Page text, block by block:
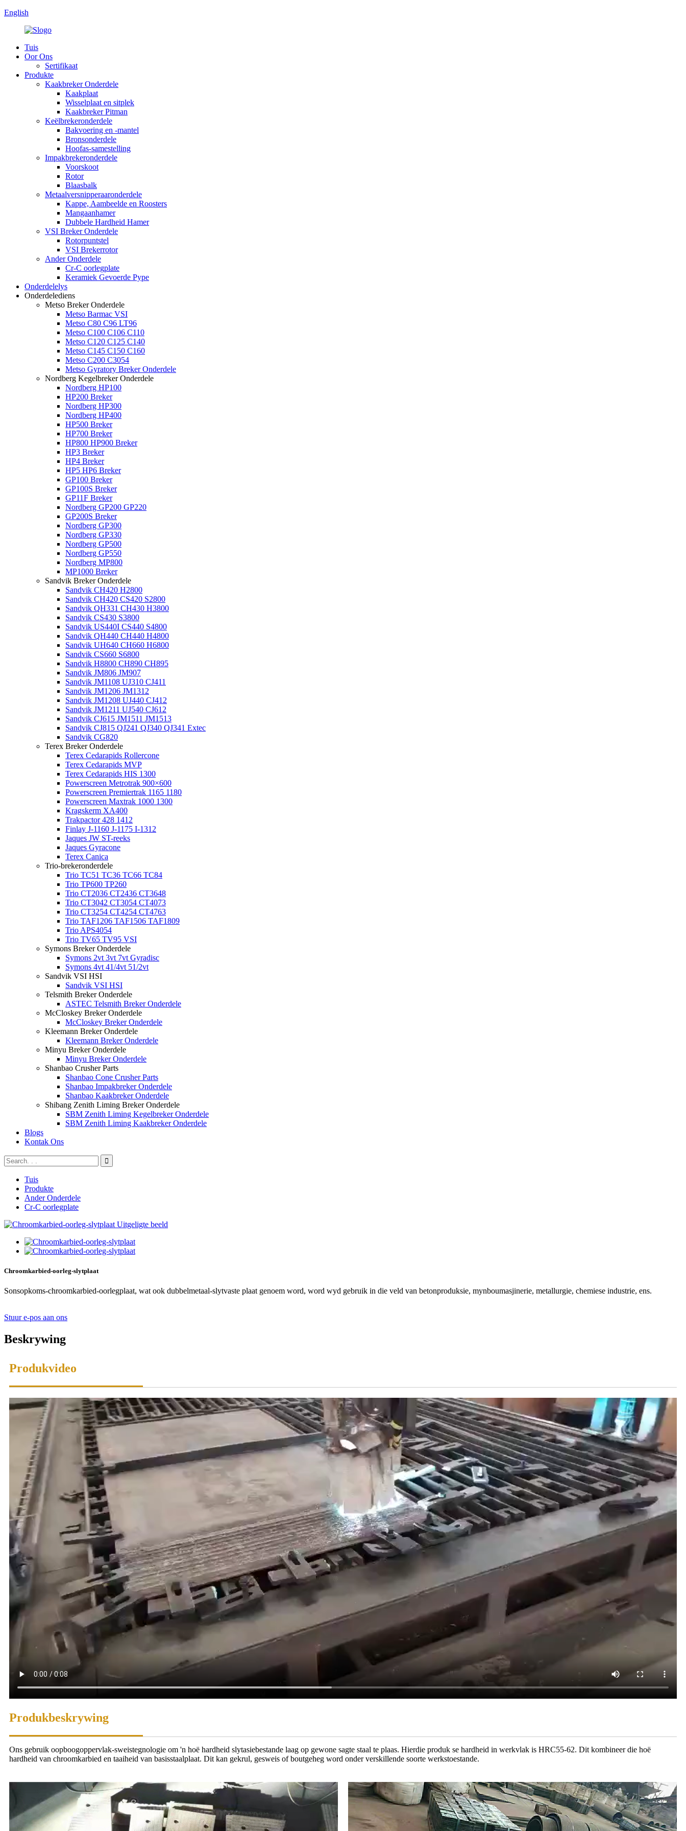
English
Tuis
Oor Ons
Sertifikaat
Produkte
Kaakbreker Onderdele
Kaakplaat
Wisselplaat en sitplek
Kaakbreker Pitman
Keëlbrekeronderdele
Bakvoering en -mantel
Bronsonderdele
Hoofas-samestelling
Impakbrekeronderdele
Voorskoot
Rotor
Blaasbalk
Metaalversnipperaaronderdele
Kappe, Aambeelde en Roosters
Mangaanhamer
Dubbele Hardheid Hamer
VSI Breker Onderdele
Rotorpuntstel
VSI Brekerrotor
Ander Onderdele
Cr-C oorlegplate
Keramiek Gevoerde Pype
Onderdelelys
Onderdelediens
Metso Breker Onderdele
Metso Barmac VSI
Metso C80 C96 LT96
Metso C100 C106 C110
Metso C120 C125 C140
Metso C145 C150 C160
Metso C200 C3054
Metso Gyratory Breker Onderdele
Nordberg Kegelbreker Onderdele
Nordberg HP100
HP200 Breker
Nordberg HP300
Nordberg HP400
HP500 Breker
HP700 Breker
HP800 HP900 Breker
HP3 Breker
HP4 Breker
HP5 HP6 Breker
GP100 Breker
GP100S Breker
GP11F Breker
Nordberg GP200 GP220
GP200S Breker
Nordberg GP300
Nordberg GP330
Nordberg GP500
Nordberg GP550
Nordberg MP800
MP1000 Breker
Sandvik Breker Onderdele
Sandvik CH420 H2800
Sandvik CH420 CS420 S2800
Sandvik QH331 CH430 H3800
Sandvik CS430 S3800
Sandvik US440I CS440 S4800
Sandvik QH440 CH440 H4800
Sandvik UH640 CH660 H6800
Sandvik CS660 S6800
Sandvik H8800 CH890 CH895
Sandvik JM806 JM907
Sandvik JM1108 UJ310 CJ411
Sandvik JM1206 JM1312
Sandvik JM1208 UJ440 CJ412
Sandvik JM1211 UJ540 CJ612
Sandvik CJ615 JM1511 JM1513
Sandvik CJ815 QJ241 QJ340 QJ341 Extec
Sandvik CG820
Terex Breker Onderdele
Terex Cedarapids Rollercone
Terex Cedarapids MVP
Terex Cedarapids HIS 1300
Powerscreen Metrotrak 900×600
Powerscreen Premiertrak 1165 1180
Powerscreen Maxtrak 1000 1300
Kragskerm XA400
Trakpactor 428 1412
Finlay J-1160 J-1175 I-1312
Jaques JW ST-reeks
Jaques Gyracone
Terex Canica
Trio-brekeronderdele
Trio TC51 TC36 TC66 TC84
Trio TP600 TP260
Trio CT2036 CT2436 CT3648
Trio CT3042 CT3054 CT4073
Trio CT3254 CT4254 CT4763
Trio TAF1206 TAF1506 TAF1809
Trio APS4054
Trio TV65 TV95 VSI
Symons Breker Onderdele
Symons 2vt 3vt 7vt Gyradisc
Symons 4vt 41/4vt 51/2vt
Sandvik VSI HSI
Sandvik VSI HSI
Telsmith Breker Onderdele
ASTEC Telsmith Breker Onderdele
McCloskey Breker Onderdele
McCloskey Breker Onderdele
Kleemann Breker Onderdele
Kleemann Breker Onderdele
Minyu Breker Onderdele
Minyu Breker Onderdele
Shanbao Crusher Parts
Shanbao Cone Crusher Parts
Shanbao Impakbreker Onderdele
Shanbao Kaakbreker Onderdele
Shibang Zenith Liming Breker Onderdele
SBM Zenith Liming Kegelbreker Onderdele
SBM Zenith Liming Kaakbreker Onderdele
Blogs
Kontak Ons
Tuis
Produkte
Ander Onderdele
Cr-C oorlegplate
Chroomkarbied-oorleg-slytplaat
Sonsopkoms-chroomkarbied-oorlegplaat, wat ook dubbelmetaal-slytvaste plaat genoem word, word wyd gebruik in die veld van betonproduksie, mynboumasjinerie, metallurgie, chemiese industrie, ens.
Stuur e-pos aan ons
Beskrywing
Produkvideo
Produkbeskrywing
Ons gebruik oopboogoppervlak-sweistegnologie om 'n hoë hardheid slytasiebestande laag op gewone sagte staal te plaas. Hierdie produk se hardheid in werkvlak is HRC55-62. Dit kombineer die hoë
hardheid van chroomkarbied en taaiheid van basisstaalplaat. Dit kan gekrul, gesweis of boutgeheg word onder verskillende soorte werkstoestande.